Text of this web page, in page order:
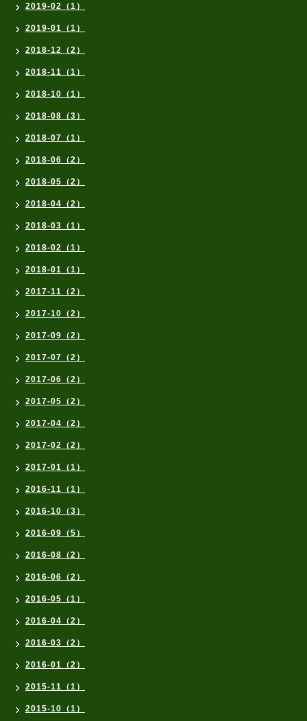
2019-02（1）
2019-01（1）
2018-12（2）
2018-11（1）
2018-10（1）
2018-08（3）
2018-07（1）
2018-06（2）
2018-05（2）
2018-04（2）
2018-03（1）
2018-02（1）
2018-01（1）
2017-11（2）
2017-10（2）
2017-09（2）
2017-07（2）
2017-06（2）
2017-05（2）
2017-04（2）
2017-02（2）
2017-01（1）
2016-11（1）
2016-10（3）
2016-09（5）
2016-08（2）
2016-06（2）
2016-05（1）
2016-04（2）
2016-03（2）
2016-01（2）
2015-11（1）
2015-10（1）